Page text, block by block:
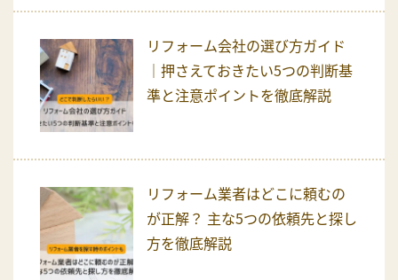
リフォーム会社の選び方ガイド
｜押さえておきたい5つの判断基
準と注意ポイントを徹底解説
リフォーム業者はどこに頼むの
が正解？ 主な5つの依頼先と探し
方を徹底解説